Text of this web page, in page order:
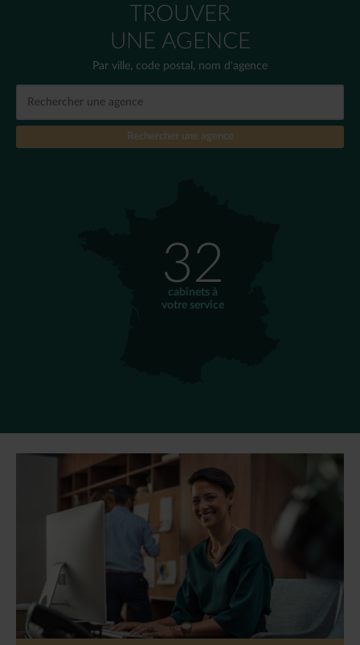
TROUVER
UNE AGENCE
Par ville, code postal, nom d'agence
32
cabinets à
votre service